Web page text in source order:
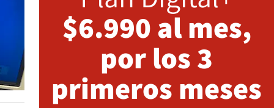
$6.990 al mes,
por los 3
primeros meses